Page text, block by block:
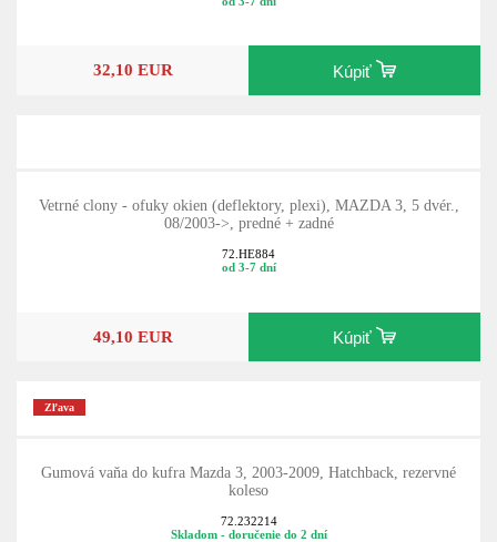
32,10 EUR Kúpiť
Vetrné clony - ofuky okien (deflektory, plexi), MAZDA 3, 5 dvér.,
08/2003->, predné + zadné
72.HE884
od 3-7 dní
49,10 EUR Kúpiť
Zľava
Gumová vaňa do kufra Mazda 3, 2003-2009, Hatchback, rezervné
koleso
72.232214
Skladom - doručenie do 2 dní